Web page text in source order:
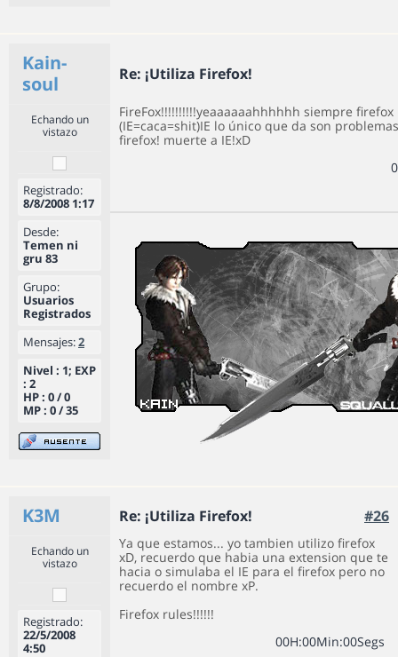
Kain-
soul
Re: ¡Utiliza Firefox!
Echando un
vistazo
Registrado:
8/8/2008 1:17
Desde:
Temen ni
gru 83
Grupo:
Usuarios
Registrados
Mensajes:2
Nivel : 1; EXP
: 2
HP : 0 / 0
MP : 0 / 35
FireFox!!!!!!!!!!yeaaaaaahhhhhh siempre firefox
(IE=caca=shit)IE lo único que da son
firefox! muerte a IE!xD
0
K3M Re: ¡Utiliza Firefox! #26
Echando un
vistazo
Registrado:
22/5/2008
4:50
Ya que estamos... yo tambien utilizo firefox
xD, recuerdo que habia una extension que te
hacia o simulaba el IE para el firefox pero no
recuerdo el nombre xP.
Firefox rules!!!!!!
00H:00Min:00Segs